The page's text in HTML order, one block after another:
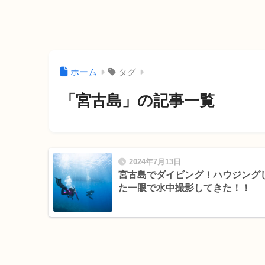
ホーム タグ
「宮古島」の記事一覧
2024年7月13日
宮古島でダイビング！ハウジング
た一眼で水中撮影してきた！！